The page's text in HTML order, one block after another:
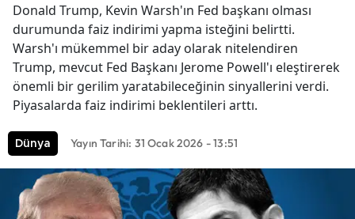
Donald Trump, Kevin Warsh'ın Fed başkanı olması
durumunda faiz indirimi yapma isteğini belirtti.
Warsh'ı mükemmel bir aday olarak nitelendiren
Trump, mevcut Fed Başkanı Jerome Powell'ı eleştirerek
önemli bir gerilim yaratabileceğinin sinyallerini verdi.
Piyasalarda faiz indirimi beklentileri arttı.
Dünya Yayın Tarihi: 31 Ocak 2026 - 13:51